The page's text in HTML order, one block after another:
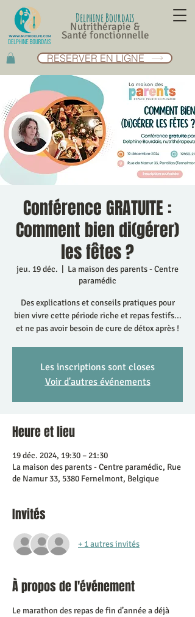
Delphine Bourdais
Nutrithérapie &
Santé fonctionnelle
RESERVER EN LIGNE
Conférence GRATUITE :
Comment bien di(gérer)
les fêtes ?
jeu. 19 déc.
La maison des parents - Centre
paramédic
Des explications et conseils pratiques pour
bien vivre cette période riche et repas festifs...
et ne pas avoir besoin de cure de détox après !
Les inscriptions sont closes
Voir d'autres événements
Heure et lieu
19 déc. 2024, 19:30 – 21:30
La maison des parents - Centre paramédic, Rue
de Namur 33, 5380 Fernelmont, Belgique
Invités
+ 1 autres invités
À propos de l'événement
Le marathon des repas de fin d’année a déjà